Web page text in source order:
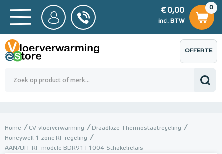
BTW
0,00
0
€ 0,00
incl. BTW
€ 0,00
OFFERTE
AANVRAGEN
Home CV-vloerverwarming
Draadloze Thermostaatregeling
Honeywell 1-zone RF regeling
AAN/UIT RF-module BDR91T1004-Schakelrelais